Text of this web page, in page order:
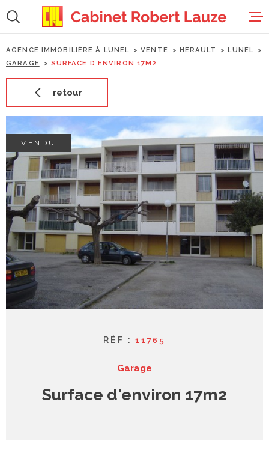
:la
recherche
au
menu
principal
au
contenu
accueil
locations
estimation
gestion
syndic
contact
AGENCE IMMOBILIÈRE À LUNEL VENTE HERAULT
LUNEL
GARAGE
SURFACE D ENVIRON 17M2
retour
VENDU
RÉF :11765
Garage
Surface d'environ 17m2